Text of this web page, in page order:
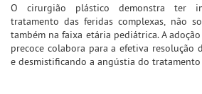
O cirurgião plástico demonstra ter
tratamento das feridas complexas, não
também na faixa etária pediátrica. A
precoce colabora para a efetiva resolução
e desmistificando a angústia do tratamento